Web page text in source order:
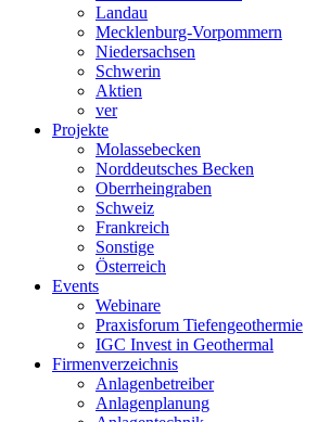
Landau
Mecklenburg-Vorpommern
Niedersachsen
Schwerin
Aktien
ver
Projekte
Molassebecken
Norddeutsches Becken
Oberrheingraben
Schweiz
Frankreich
Sonstige
Österreich
Events
Webinare
Praxisforum Tiefengeothermie
IGC Invest in Geothermal
Firmenverzeichnis
Anlagenbetreiber
Anlagenplanung